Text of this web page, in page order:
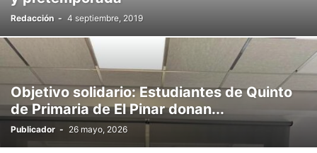
Redacción - 4 septiembre, 2019
Objetivo solidario: Estudiantes de Quinto
de Primaria de El Pinar donan...
Publicador - 26 mayo, 2026